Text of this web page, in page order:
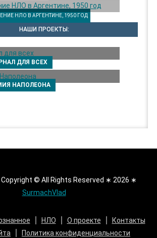
НЛО В АРГЕНТИНЕ, 1950 ГОД
НАШИ ПРОЕКТЫ:
ДЛЯ ВСЕХ
НАПОЛЕОНА
Copyright © All Rights Reserved ∗ 2026 ∗
SurmachVlad
НЛО О проекте
Контакты
Политика конфиденциальности